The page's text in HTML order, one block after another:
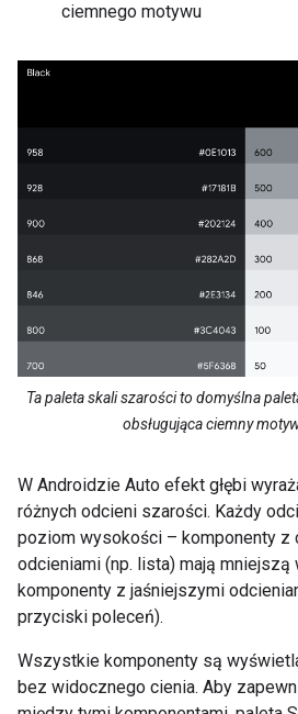
ciemnego motywu
Ta paleta skali szarości to domyślna
obsługująca ciemny
W Androidzie Auto efekt głębi
różnych odcieni szarości. Każdy
poziom wysokości – komponenty z
odcieniami (np. lista) mają mniejszą
komponenty z jaśniejszymi
przyciski poleceń).
Wszystkie komponenty są
bez widocznego cienia. Aby